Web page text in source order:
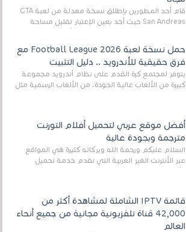
قام أحد المطورين بإطلاق نسخة معدلة من لعبة GTA
San Andreas حيث أخد بعين الإعتبار تقليل مساحة
حمل نسخة لعبة Football League 2026 مع
فرق حقيقية للأندرويد .. دليل التثبيت
يتوفر لمجتمع كرة القدم على نظام أندرويد مجموعة
كبيرة من الألعاب عالية الجودة. من الألعاب الرسمية مثل
أفضل موقع عربي لتحميل أفلام التورنت
مترجمة وبجودة عالية
السلام عليكم ورحمة الله وبركاته كثيرة هي المواقع
عبر الأنترنت الغير العربية التي تقدم خدمة تحميل
الأفلام على التورنت ، ومعظم هذه المواقع ل...
قائمة IPTV الشاملة لمشاهدة أكثر من
42,000 قناة تلفزيونية مجانية من جميع أنحاء
العالم